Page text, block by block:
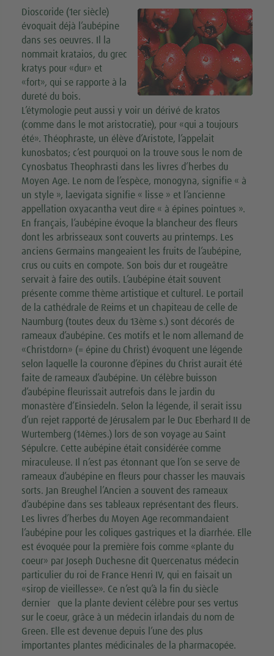
Dioscoride (1er siècle)
évoquait déjà l’aubépine
dans ses oeuvres. Il la
nommait krataios, du grec
kratys pour «dur» et
«fort», qui se rapporte à la
dureté du bois.
L’étymologie peut aussi y voir un dérivé de kratos
(comme dans le mot aristocratie), pour «qui a toujours
été». Théophraste, un élève d’Aristote, l’appelait
kunosbatos; c’est pourquoi on la trouve sous le nom de
Cynosbatus Theophrasti dans les livres d’herbes du
Moyen Age. Le nom de l’espèce, monogyna, signifie « à
un style », laevigata signifie « lisse » et l’ancienne
appellation oxyacantha veut dire « à épines pointues ».
En français, l’aubépine évoque la blancheur des fleurs
dont les arbrisseaux sont couverts au printemps. Les
anciens Germains mangeaient les fruits de l’aubépine,
crus ou cuits en compote. Son bois dur et rougeâtre
servait à faire des outils. L’aubépine était souvent
présente comme thème artistique et culturel. Le portail
de la cathédrale de Reims et un chapiteau de celle de
Naumburg (toutes deux du 13ème s.) sont décorés de
rameaux d’aubépine. Ces motifs et le nom allemand de
«Christdorn» (= épine du Christ) évoquent une légende
selon laquelle la couronne d’épines du Christ aurait été
faite de rameaux d’aubépine. Un célèbre buisson
d’aubépine fleurissait autrefois dans le jardin du
monastère d’Einsiedeln. Selon la légende, il serait issu
d’un rejet rapporté de Jérusalem par le Duc Eberhard II de
Wurtemberg (14èmes.) lors de son voyage au Saint
Sépulcre. Cette aubépine était considérée comme
miraculeuse. Il n’est pas étonnant que l’on se serve de
rameaux d’aubépine en fleurs pour chasser les mauvais
sorts. Jan Breughel l’Ancien a souvent des rameaux
d’aubépine dans ses tableaux représentant des fleurs.
Les livres d’herbes du Moyen Age recommandaient
l’aubépine pour les coliques gastriques et la diarrhée. Elle
est évoquée pour la première fois comme «plante du
coeur» par Joseph Duchesne dit Quercenatus médecin
particulier du roi de France Henri IV, qui en faisait un
«sirop de vieillesse». Ce n’est qu’à la fin du siècle
dernier que la plante devient célèbre pour ses vertus
sur le coeur, grâce à un médecin irlandais du nom de
Green. Elle est devenue depuis l’une des plus
importantes plantes médicinales de la pharmacopée.